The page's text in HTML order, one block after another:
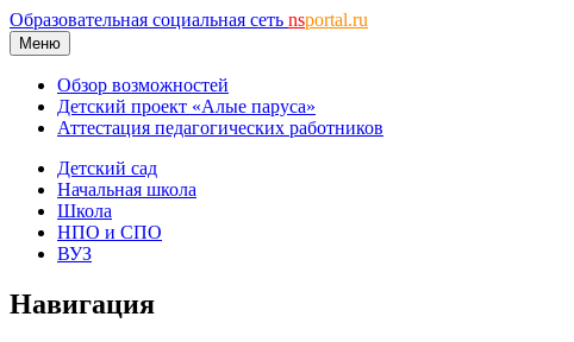
Образовательная социальная сеть nsportal.ru
Меню
Обзор возможностей
Детский проект «Алые паруса»
Аттестация педагогических работников
Детский сад
Начальная школа
Школа
НПО и СПО
ВУЗ
Навигация